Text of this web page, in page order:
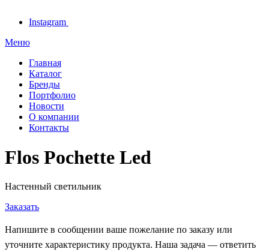
Instagram
Меню
Главная
Каталог
Бренды
Портфолио
Новости
О компании
Контакты
Flos Pochette Led
Настенный светильник
Заказать
Напишите в сообщении ваше пожелание по заказу или
уточните характеристику продукта. Наша задача — ответить